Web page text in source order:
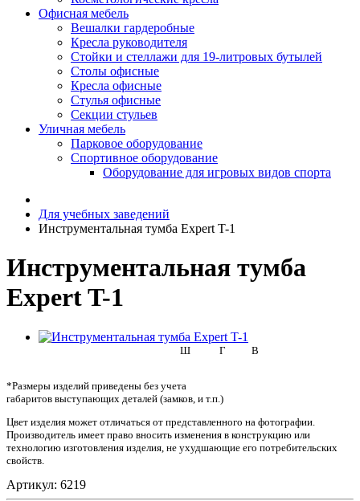
Офисная мебель
Вешалки гардеробные
Кресла руководителя
Стойки и стеллажи для 19-литровых бутылей
Столы офисные
Кресла офисные
Стулья офисные
Секции стульев
Уличная мебель
Парковое оборудование
Спортивное оборудование
Оборудование для игровых видов спорта
Для учебных заведений
Инструментальная тумба Expert T-1
Инструментальная тумба
Expert T-1
Ш В
Г
*Размеры изделий приведены без учета
габаритов выступающих деталей (замков, и т.п.)
Цвет изделия может отличаться от представленного на фотографии.
Производитель имеет право вносить изменения в конструкцию или
технологию изготовления изделия, не ухудшающие его потребительских
свойств.
Артикул: 6219